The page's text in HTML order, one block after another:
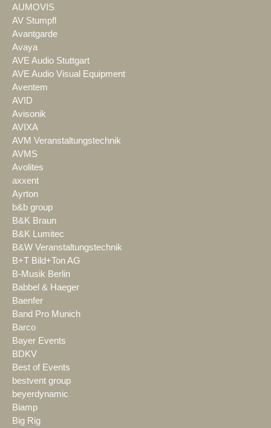
AUMOVIS
AV Stumpfl
Avantgarde
Avaya
AVE Audio Stuttgart
AVE Audio Visual Equipment
Aventem
AVID
Avisonik
AVIXA
AVM Veranstaltungstechnik
AVMS
Avolites
axxent
Ayrton
b&b group
B&K Braun
B&K Lumitec
B&W Veranstaltungstechnik
B+T Bild+Ton AG
B-Musik Berlin
Babbel & Haeger
Baenfer
Band Pro Munich
Barco
Bayer Events
BDKV
Best of Events
bestvent group
beyerdynamic
Biamp
Big Rig